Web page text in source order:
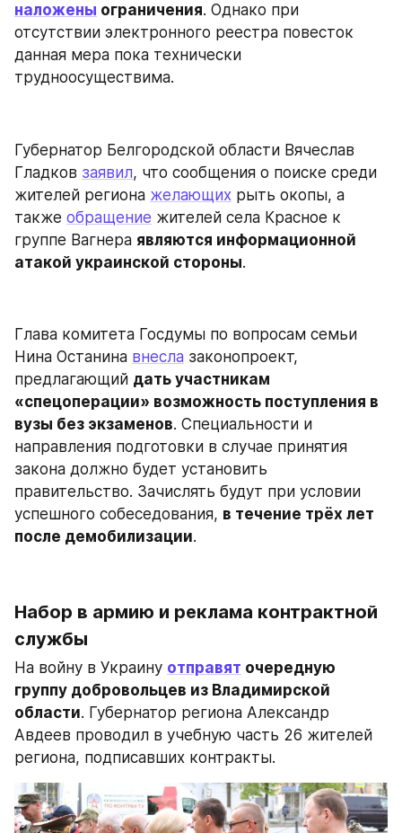
наложены ограничения. Однако при
отсутствии электронного реестра повесток
данная мера пока технически
трудноосуществима.
Губернатор Белгородской области Вячеслав
Гладков заявил, что сообщения о поиске среди
жителей региона желающих рыть окопы, а
также обращение жителей села Красное к
группе Вагнера являются информационной
атакой украинской стороны.
Глава комитета Госдумы по вопросам семьи
Нина Останина внесла законопроект,
предлагающий дать участникам
«спецоперации» возможность поступления в
вузы без экзаменов. Специальности и
направления подготовки в случае принятия
закона должно будет установить
правительство. Зачислять будут при условии
успешного собеседования, в течение трёх лет
после демобилизации.
Набор в армию и реклама контрактной
службы
На войну в Украину отправят очередную
группу добровольцев из Владимирской
области. Губернатор региона Александр
Авдеев проводил в учебную часть 26 жителей
региона, подписавших контракты.